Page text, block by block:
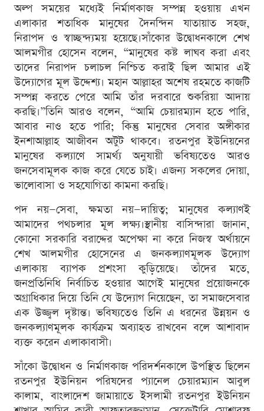
অল্প সময়ের মধ্যেই নির্মাণকাজ সম্পন্ন হওয়ায় এখন
এলাকার শতাধিক মানুষের দৈনন্দিন যাতায়াত সহজ,
নিরাপদ ও স্বাচ্ছন্দ্যময় হয়েছে।সাঁকোর উদ্বোধনকালে শেখ
আলমগীর হোসেন বলেন, “মানুষের কষ্ট লাঘব করা এবং
তাদের নিরাপদ চলাচল নিশ্চিত করাই ছিল আমার এই
উদ্যোগের মূল উদ্দেশ্য। মহান আল্লাহর অশেষ রহমতে কাজটি
সম্পন্ন করতে পেরে আমি তাঁর দরবারে শুকরিয়া আদায়
করছি।”তিনি আরও বলেন, “আমি চেয়ারম্যান হতে পারি,
আবার নাও হতে পারি; কিন্তু মানুষের সেবার অঙ্গীকার
ইনশাআল্লাহ আজীবন অটুট থাকবে। রতনপুর ইউনিয়নের
মানুষের কল্যাণে সামর্থ্য অনুযায়ী ভবিষ্যতেও আরও
জনসেবামূলক কাজ করে যেতে চাই। এজন্য সকলের দোয়া,
ভালোবাসা ও সহযোগিতা কামনা করছি।
পদ নয়—সেবা, ক্ষমতা নয়—দায়িত্ব; মানুষের কল্যাণই
আমাদের পথচলার মূল লক্ষ্য।স্থানীয় বাসিন্দারা জানান,
কোনো সরকারি বরাদ্দের অপেক্ষা না করে নিজস্ব অর্থায়নে
শেখ আলমগীর হোসেনের এ জনকল্যাণমূলক উদ্যোগ
এলাকায় ব্যাপক প্রশংসা কুড়িয়েছে। তাঁদের মতে,
জনপ্রতিনিধি নির্বাচিত হওয়ার আগেই মানুষের প্রয়োজনকে
অগ্রাধিকার দিয়ে তিনি যে উদ্যোগ নিয়েছেন, তা সমাজসেবার
এক উজ্জ্বল দৃষ্টান্ত। ভবিষ্যতেও তিনি এ ধরনের উন্নয়ন ও
জনকল্যাণমূলক কার্যক্রম অব্যাহত রাখবেন বলে আশাবাদ
ব্যক্ত করেন এলাকাবাসী।
সাঁকো উদ্বোধন ও নির্মাণকাজ পরিদর্শনকালে উপস্থিত ছিলেন
রতনপুর ইউনিয়ন পরিষদের প্যানেল চেয়ারম্যান আবুল
কালাম, বাংলাদেশ জামায়াতে ইসলামী রতনপুর ইউনিয়ন